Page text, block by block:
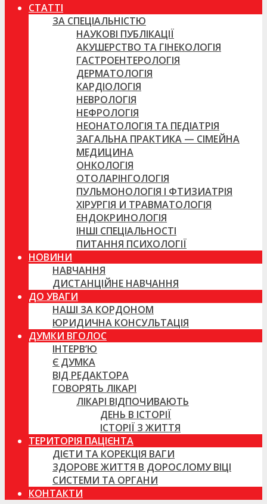
СТАТТІ
ЗА СПЕЦІАЛЬНІСТЮ
НАУКОВІ ПУБЛІКАЦІЇ
АКУШЕРСТВО ТА ГІНЕКОЛОГІЯ
ГАСТРОЕНТЕРОЛОГІЯ
ДЕРМАТОЛОГІЯ
КАРДІОЛОГІЯ
НЕВРОЛОГІЯ
НЕФРОЛОГІЯ
НЕОНАТОЛОГІЯ ТА ПЕДІАТРІЯ
ЗАГАЛЬНА ПРАКТИКА — СІМЕЙНА
МЕДИЦИНА
ОНКОЛОГІЯ
ОТОЛАРІНГОЛОГІЯ
ПУЛЬМОНОЛОГІЯ І ФТИЗИАТРІЯ
ХІРУРГІЯ И ТРАВМАТОЛОГІЯ
ЕНДОКРИНОЛОГІЯ
ІНШІ СПЕЦІАЛЬНОСТІ
ПИТАННЯ ПСИХОЛОГІЇ
НОВИНИ
НАВЧАННЯ
ДИСТАНЦІЙНЕ НАВЧАННЯ
ДО УВАГИ
НАШІ ЗА КОРДОНОМ
ЮРИДИЧНА КОНСУЛЬТАЦІЯ
ДУМКИ ВГОЛОС
ІНТЕРВ’Ю
Є ДУМКА
ВІД РЕДАКТОРА
ГОВОРЯТЬ ЛІКАРІ
ЛІКАРІ ВІДПОЧИВАЮТЬ
ДЕНЬ В ІСТОРІЇ
ІСТОРІЇ З ЖИТТЯ
ТЕРИТОРІЯ ПАЦІЄНТА
ДІЄТИ ТА КОРЕКЦІЯ ВАГИ
ЗДОРОВЕ ЖИТТЯ В ДОРОСЛОМУ ВІЦІ
СИСТЕМИ ТА ОРГАНИ
КОНТАКТИ